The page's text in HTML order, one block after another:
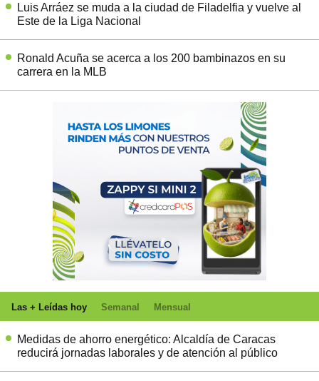
Luis Arráez se muda a la ciudad de Filadelfia y vuelve al
Este de la Liga Nacional
Ronald Acuña se acerca a los 200 bambinazos en su
carrera en la MLB
Las + Leídas hoy Semanal Mensual
Medidas de ahorro energético: Alcaldía de Caracas
reducirá jornadas laborales y de atención al público